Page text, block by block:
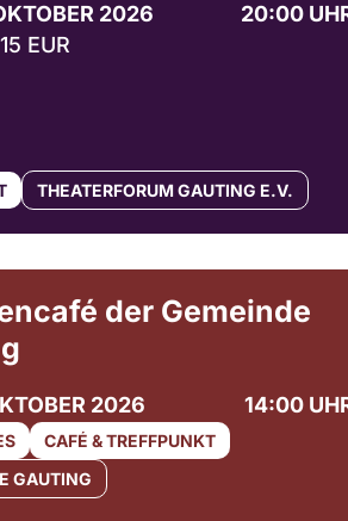
2026
20:00
EUR
THEATERFORUM GAUTING E.V.
der Gemeinde
2026 14:00
CAFÉ & TREFFPUNKT
GAUTING